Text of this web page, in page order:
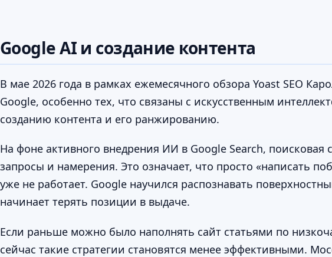
Google AI и создание контента
В мае 2026 года в рамках ежемесячного обзора Yoast SEO
Google, особенно тех, что связаны с искусственным
созданию контента и его ранжированию.
На фоне активного внедрения ИИ в Google Search,
запросы и намерения. Это означает, что просто «написать
уже не работает. Google научился распознавать
начинает терять позиции в выдаче.
Если раньше можно было наполнять сайт статьями по
сейчас такие стратегии становятся менее эффективными.